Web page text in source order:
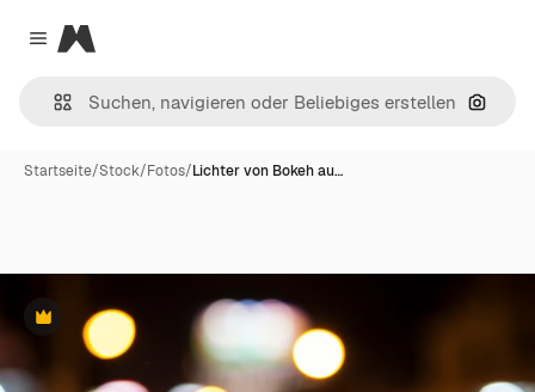
Close menu
Magnific
Nach
Startseite/Stock/Fotos/Lichter von Bokeh au…
Premium